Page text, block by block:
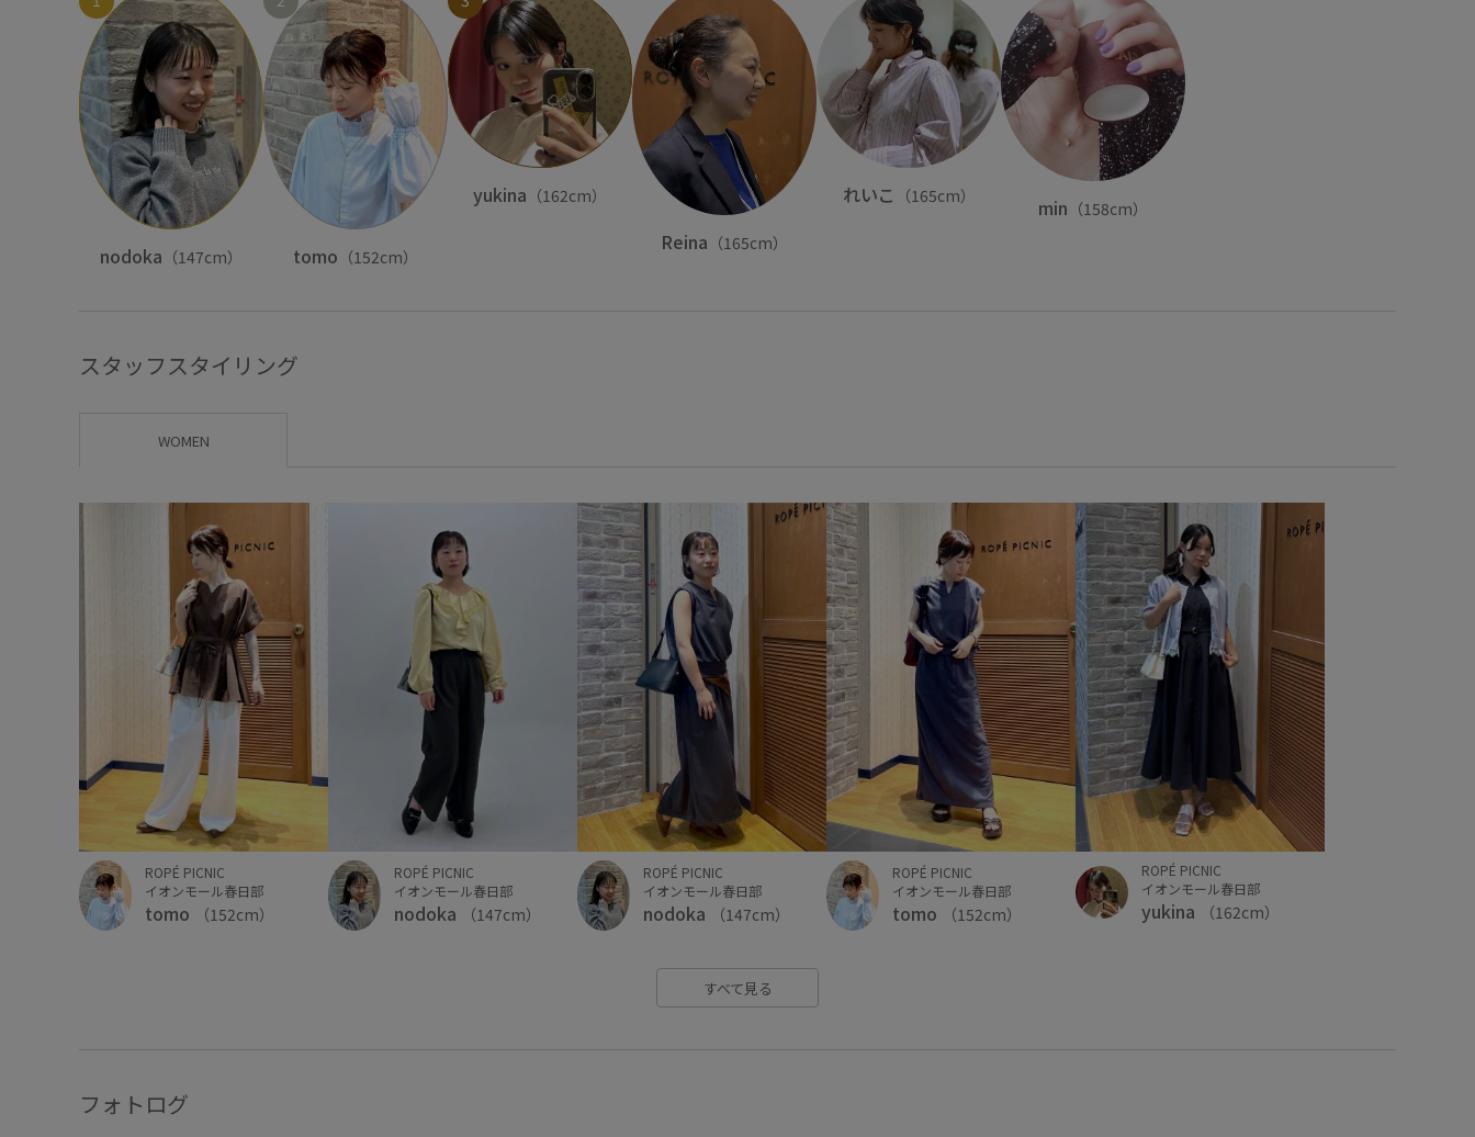
nodoka （147cm） tomo （152cm）
yukina （162cm）
Reina （165cm）
れいこ （165cm） min （158cm）
スタッフスタイリング
WOMEN
ROPÉ PICNIC
イオンモール春日部
tomo （152cm）
ROPÉ PICNIC
イオンモール春日部
nodoka （147cm）
ROPÉ PICNIC
イオンモール春日部
nodoka （147cm）
ROPÉ PICNIC
イオンモール春日部
tomo （152cm）
ROPÉ PICNIC
イオンモール春日部
yukina （162cm）
すべて見る
フォトログ